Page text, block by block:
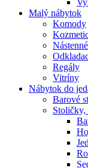
Malý nábytok
Komody
Regály
Vitríny
Nábytok do
Barové
Stoličky,